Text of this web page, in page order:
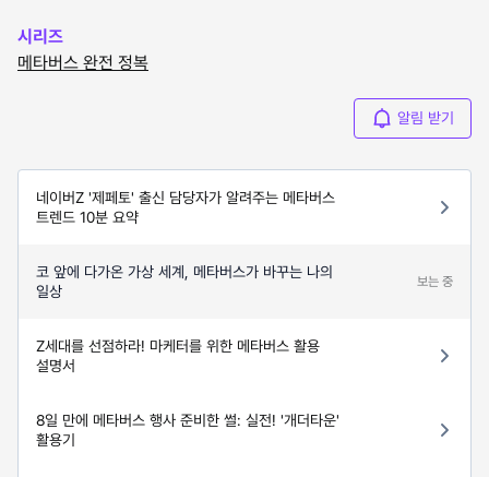
시리즈
메타버스 완전 정복
알림 받기
네이버Z '제페토' 출신 담당자가 알려주는 메타버스
트렌드 10분 요약
코 앞에 다가온 가상 세계, 메타버스가 바꾸는 나의
일상
보는 중
Z세대를 선점하라! 마케터를 위한 메타버스 활용
설명서
8일 만에 메타버스 행사 준비한 썰: 실전! '개더타운'
활용기